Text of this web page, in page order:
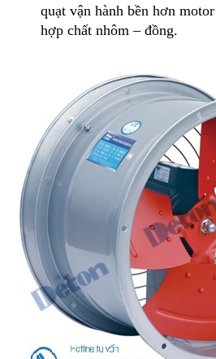
quạt vận hành bền hơn
hợp chất nhôm – đồng.